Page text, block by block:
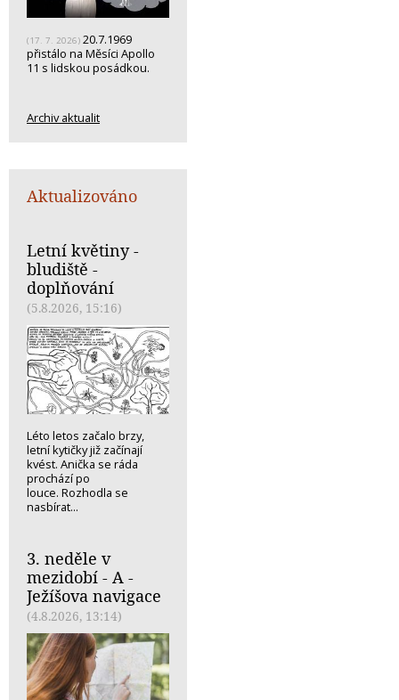
(17. 7. 2026) 20.7.1969
přistálo na Měsíci Apollo
11 s lidskou posádkou.
Archiv aktualit
Aktualizováno
Letní květiny -
bludiště -
doplňování
(5.8.2026, 15:16)
Léto letos začalo brzy,
letní kytičky již začínají
kvést. Anička se ráda
prochází po
louce. Rozhodla se
nasbírat...
3. neděle v
mezidobí - A -
Ježíšova navigace
(4.8.2026, 13:14)